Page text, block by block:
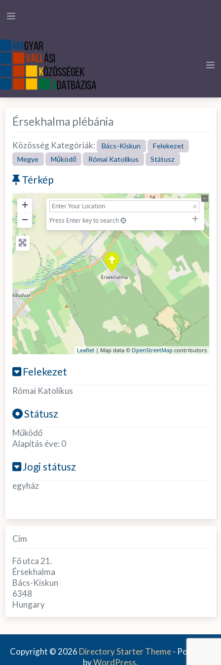
Érsekhalma plébánia
Közösség Kategóriák: Bács-Kiskun
Felekezet
Megye
Működő Római Katolikus Státusz
Térkép
+
−
Press Enter key to search
Leaflet| Map data © OpenStreetMap contributors
Felekezet
Római Katolikus
Státusz
Működő
Alapítás éve: 0
Jogi státusz
egyház
Cím
Fő utca 21.
Érsekhalma
Bács-Kiskun
6348
Hungary
Copyright © 2026 Directory Starter Theme- Powered
byWordPress.